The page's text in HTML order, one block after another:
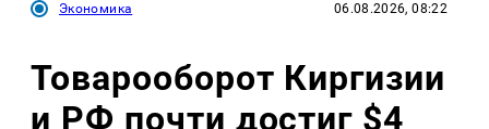
Экономика 06.08.2026, 08:22
Товарооборот Киргизии
и РФ почти достиг $4